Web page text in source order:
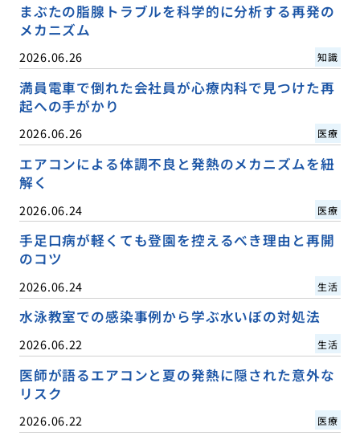
まぶたの脂腺トラブルを科学的に分析する再発の
メカニズム
2026.06.26 知識
満員電車で倒れた会社員が心療内科で見つけた再
起への手がかり
2026.06.26 医療
エアコンによる体調不良と発熱のメカニズムを紐
解く
2026.06.24 医療
手足口病が軽くても登園を控えるべき理由と再開
のコツ
2026.06.24 生活
水泳教室での感染事例から学ぶ水いぼの対処法
2026.06.22 生活
医師が語るエアコンと夏の発熱に隠された意外な
リスク
2026.06.22 医療